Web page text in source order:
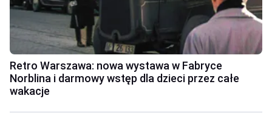
Retro Warszawa: nowa wystawa w Fabryce
Norblina i darmowy wstęp dla dzieci przez całe
wakacje